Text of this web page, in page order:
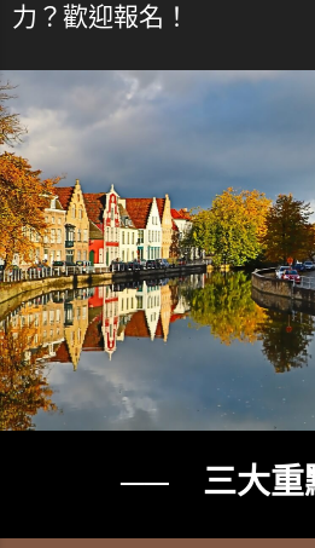
力？歡迎報名！
── 三大